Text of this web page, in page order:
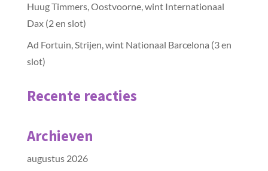
Huug Timmers, Oostvoorne, wint Internationaal
Dax (2 en slot)
Ad Fortuin, Strijen, wint Nationaal Barcelona (3 en
slot)
Recente reacties
Archieven
augustus 2026